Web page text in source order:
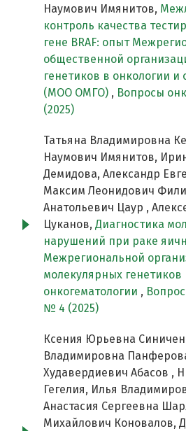
Наумович Имянитов,
контроль качества
гене BRAF: опыт
общественной
генетиков в онкологии и
(МОО ОМГО) , Вопросы
(2025)
Татьяна Владимировна
Наумович Имянитов,
Демидова, Александр
Максим Леонидович
Анатольевич Цаур ,
Цуканов, Диагностика
нарушений при раке
Межрегиональной
молекулярных генетиков
онкогематологии ,
№ 4 (2025)
Ксения Юрьевна
Владимировна
Худавердиевич Абасов ,
Гегелия, Илья
Анастасия Сергеевна
Михайлович Коновалов,